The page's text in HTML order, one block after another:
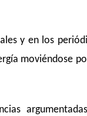
y en los
moviéndose